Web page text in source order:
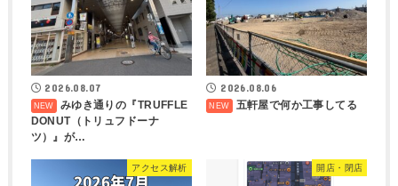
2026.08.07
みゆき通りの『TRUFFLE
DONUT（トリュフドーナ
ツ）』が…
2026.08.06
五軒屋で何か工事してる
アクセス解析 開店・閉店